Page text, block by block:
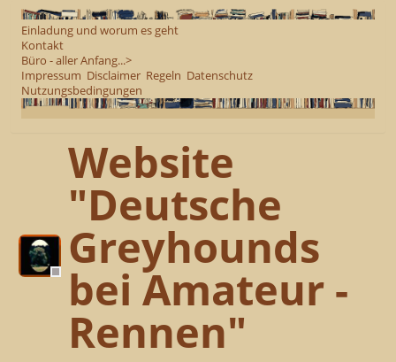
Einladung und worum es geht
Kontakt
Büro - aller Anfang...>
Impressum Disclaimer Regeln Datenschutz
Nutzungsbedingungen
Website
"Deutsche
Greyhounds
bei Amateur -
Rennen"